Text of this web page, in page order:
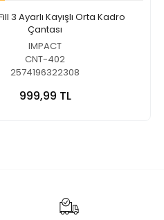
3 Ayarlı Kayışlı Orta Kadro
Çantası
IMPACT
CNT-402
2574196322308
999,99 TL